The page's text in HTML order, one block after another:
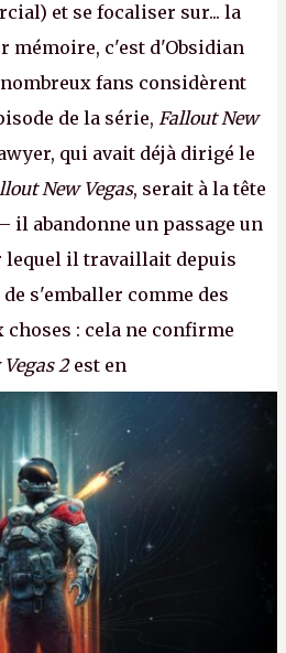
et se focaliser sur... la
mémoire, c'est d'Obsidian
fans considèrent
de la série, Fallout New
qui avait déjà dirigé le
New Vegas, serait à la tête
il abandonne un passage un
lequel il travaillait depuis
s'emballer comme des
: cela ne confirme
2est en
que l'on sait, ils bossent
ou
Fallout vs. Les
d'aujourd'hui n'est plus
15 ans. Mais bon, OK, on
A.